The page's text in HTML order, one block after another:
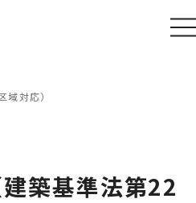
対応）
築基準法第22